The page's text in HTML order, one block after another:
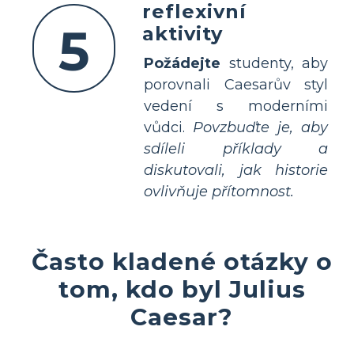
5
reflexivní
aktivity
Požádejte studenty, aby
porovnali Caesarův styl
vedení s moderními
vůdci. Povzbuďte je, aby
sdíleli příklady a
diskutovali, jak historie
ovlivňuje přítomnost.
Často kladené otázky o
tom, kdo byl Julius
Caesar?